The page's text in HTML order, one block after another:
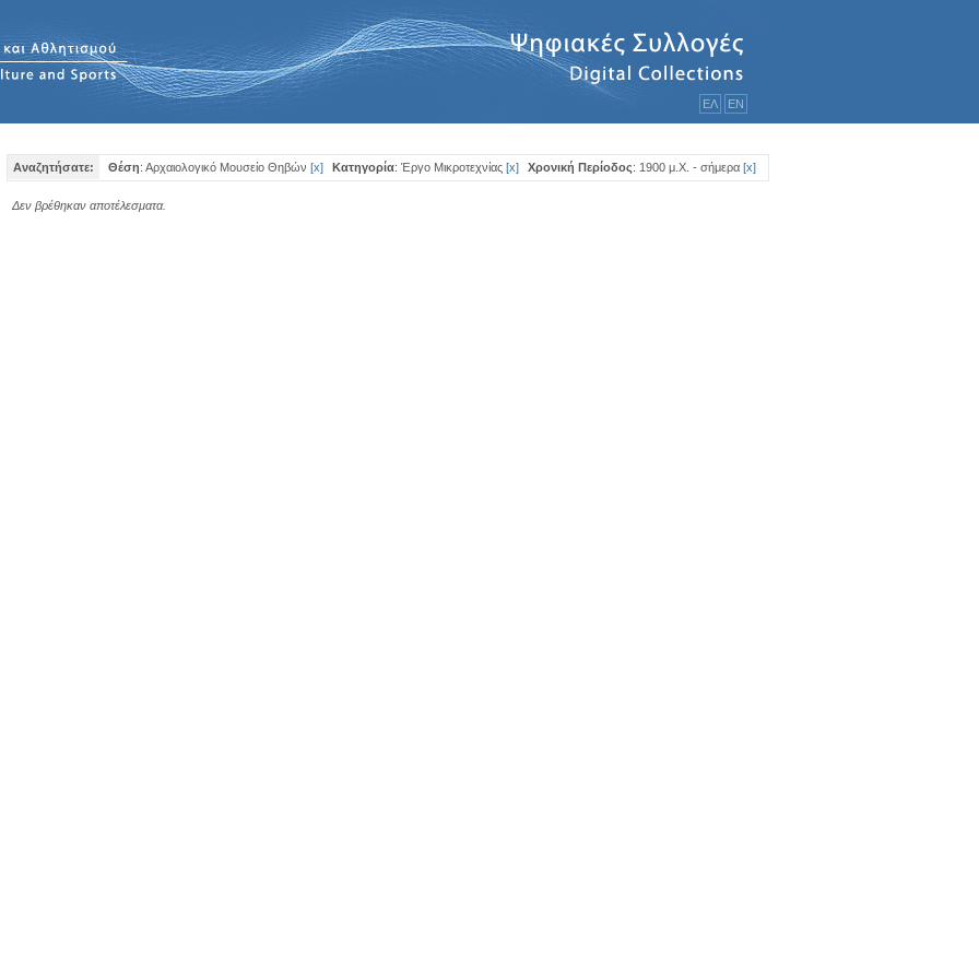
ΕΛ ΕΝ
Αναζητήσατε: Θέση: Αρχαιολογικό Μουσείο Θηβών [x] Κατηγορία: Έργο Μικροτεχνίας [x] Χρονική Περίοδος: 1900 μ.Χ. - σήμερα [x]
Δεν βρέθηκαν αποτέλεσματα.